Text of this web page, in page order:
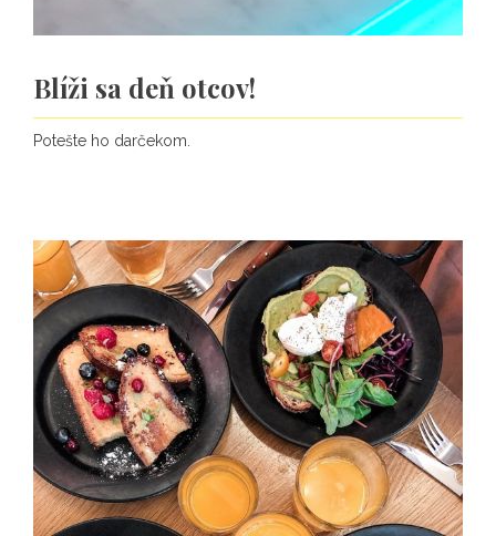
Blíži sa deň otcov!
Potešte ho darčekom.